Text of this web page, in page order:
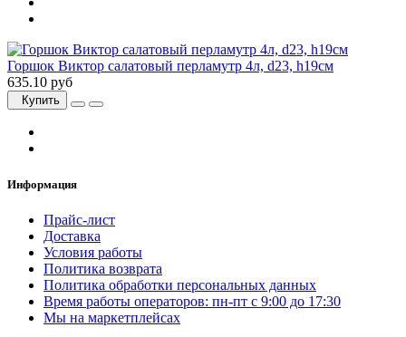
Горшок Виктор салатовый перламутр 4л, d23, h19см
635.10 руб
Купить
Информация
Прайс-лист
Доставка
Условия работы
Политика возврата
Политика обработки персональных данных
Время работы операторов: пн-пт с 9:00 до 17:30
Мы на маркетплейсах